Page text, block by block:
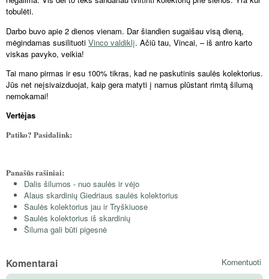
tobulėti.
Darbo buvo apie 2 dienos vienam. Daršiandien sugaišau visą dieną,
mėgindamas susilituoti Vinco valdiklį. Ačiū tau, Vincai, – iš antro karto
viskas pavyko, veikia!
Tai mano pirmas ir esu 100% tikras, kad ne paskutinis saulės kolektorius.
Jūs net neįsivaizduojat, kaip gera matyti į namus plūstant rimtą šilumą
nemokamai!
Vertėjas
Patiko? Pasidalink:
Panašūs rašiniai:
Dalis šilumos - nuo saulės ir vėjo
Alaus skardinių Giedriaus saulės kolektorius
Saulės kolektorius jau ir Tryškiuose
Saulės kolektorius iš skardinių
Šiluma gali būti pigesnė
Komentuoti
Komentarai